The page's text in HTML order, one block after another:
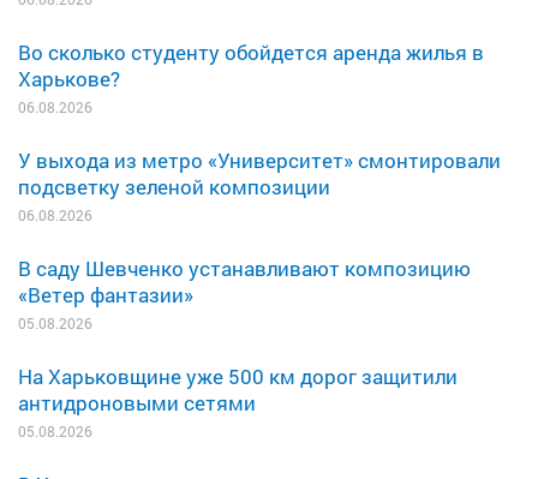
Во сколько студенту обойдется аренда жилья в
Харькове?
06.08.2026
У выхода из метро «Университет» смонтировали
подсветку зеленой композиции
06.08.2026
В саду Шевченко устанавливают композицию
«Ветер фантазии»
05.08.2026
На Харьковщине уже 500 км дорог защитили
антидроновыми сетями
05.08.2026